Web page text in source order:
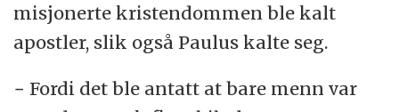
misjonerte kristendommen ble kalt
apostler, slik også Paulus kalte seg.
− Fordi det ble antatt at bare menn var